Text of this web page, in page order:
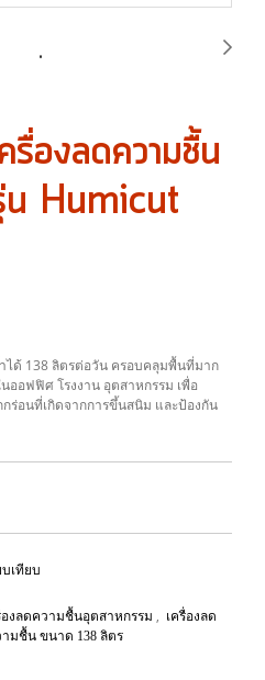
องลดความชื้น
น Humicut
ด้ 138 ลิตรต่อวัน ครอบคลุมพื้นที่มาก
ออฟฟิศ โรงงาน อุตสาหกรรม เพื่อ
กร่อนที่เกิดจากการขึ้นสนิม และป้องกัน
บเทียบ
องลดความชื้นอุตสาหกรรม , เครื่องลด
ามชื้น ขนาด 138 ลิตร